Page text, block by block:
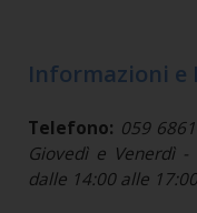
Informazioni e
Telefono: 059
Giovedì e Venerdì
dalle 14:00 alle